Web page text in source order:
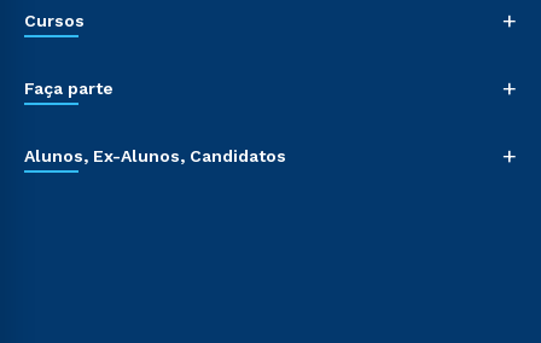
Cursos +
Faça parte +
Alunos, Ex-Alunos, Candidatos +